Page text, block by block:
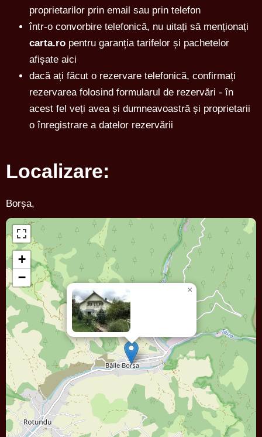
proprietarilor prin email sau prin telefon
într-o convorbire telefonică, nu uitați să menționați
carta.ro pentru garanția tarifelor și pachetelor
afișate aici
dacă ați făcut o rezervare telefonică, confirmați
rezervarea folosind formularul de rezervări - în
acest fel veți avea și dumneavoastră și proprietarii
o înregistrare a datelor rezervării
Localizare:
Borșa,
×
+
−